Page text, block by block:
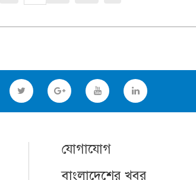
যোগাযোগ
বাংলাদেশের খবর